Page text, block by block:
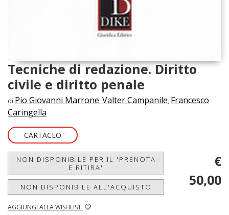
Tecniche di redazione. Diritto
civile e diritto penale
di Pio Giovanni Marrone, Valter Campanile, Francesco
Caringella
CARTACEO
NON DISPONIBILE PER IL 'PRENOTA
E RITIRA'
NON DISPONIBILE ALL'ACQUISTO
AGGIUNGI ALLA WISHLIST
€
50,00